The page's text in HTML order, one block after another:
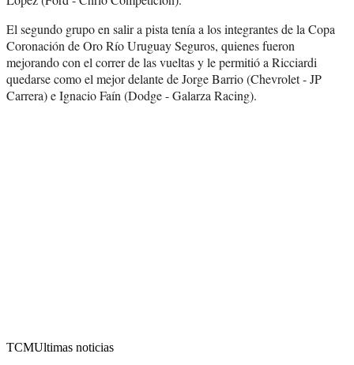
El segundo grupo en salir a pista tenía a los integrantes de la Copa
Coronación de Oro Río Uruguay Seguros, quienes fueron
mejorando con el correr de las vueltas y le permitió a Ricciardi
quedarse como el mejor delante de Jorge Barrio (Chevrolet - JP
Carrera) e Ignacio Faín (Dodge - Galarza Racing).
TCMUltimas noticias